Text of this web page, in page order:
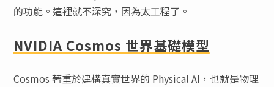
的功能。這裡就不深究，因為太工程了。
NVIDIA Cosmos 世界基礎模型
Cosmos 著重於建構真實世界的 Physical AI，也就是物理